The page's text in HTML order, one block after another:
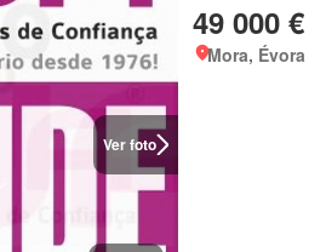
Ver foto
49 000 €
Mora, Évora